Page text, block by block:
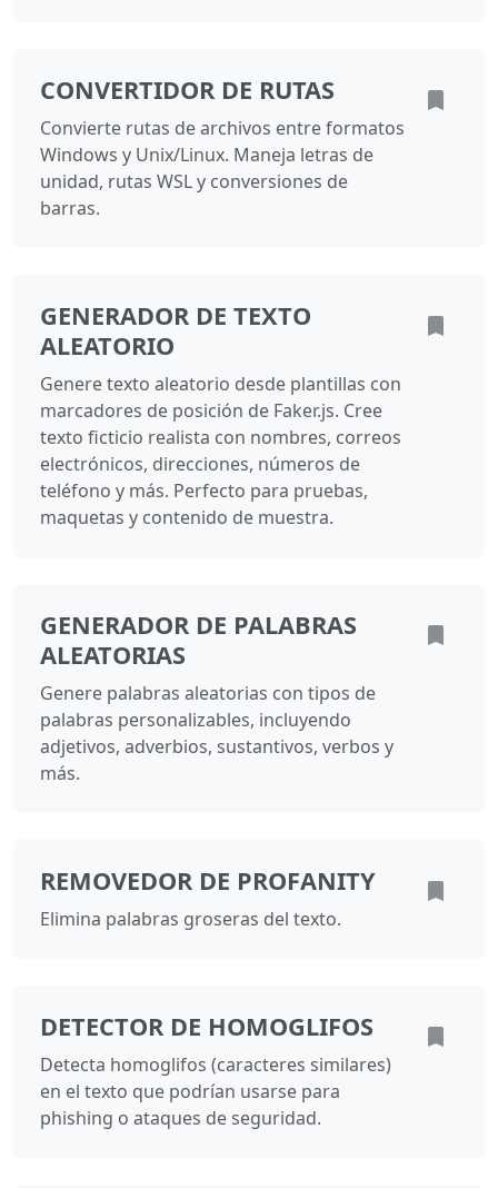
CONVERTIDOR DE RUTAS
Convierte rutas de archivos entre formatos
Windows y Unix/Linux. Maneja letras de
unidad, rutas WSL y conversiones de
barras.
GENERADOR DE TEXTO
ALEATORIO
Genere texto aleatorio desde plantillas con
marcadores de posición de Faker.js. Cree
texto ficticio realista con nombres, correos
electrónicos, direcciones, números de
teléfono y más. Perfecto para pruebas,
maquetas y contenido de muestra.
GENERADOR DE PALABRAS
ALEATORIAS
Genere palabras aleatorias con tipos de
palabras personalizables, incluyendo
adjetivos, adverbios, sustantivos, verbos y
más.
REMOVEDOR DE PROFANITY
Elimina palabras groseras del texto.
DETECTOR DE HOMOGLIFOS
Detecta homoglifos (caracteres similares)
en el texto que podrían usarse para
phishing o ataques de seguridad.